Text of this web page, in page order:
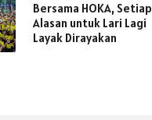
Bersama HOKA, Setiap
Alasan untuk Lari Lagi
Layak Dirayakan